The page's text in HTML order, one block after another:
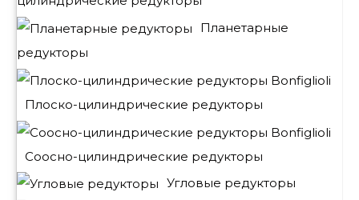
Планетарные
редукторы
Плоско-цилиндрические редукторы
Соосно-цилиндрические редукторы
Угловые редукторы